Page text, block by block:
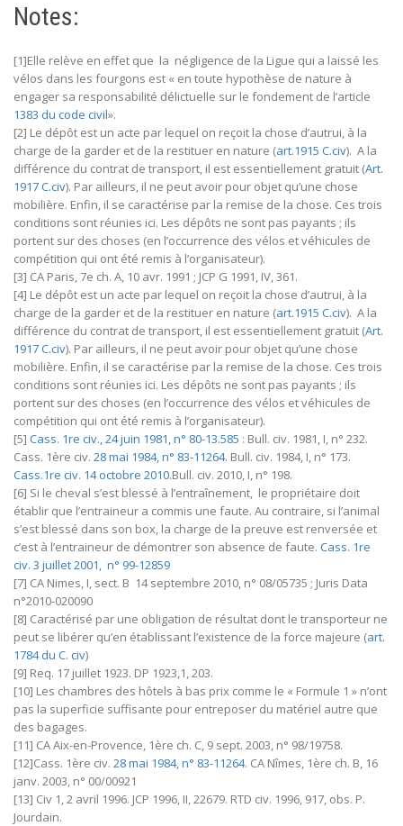
Notes:
[1]Elle relève en effet que la négligence de la Ligue qui a laissé les
vélos dans les fourgons est « en toute hypothèse de nature à
engager sa responsabilité délictuelle sur le fondement de l’article
1383 du code civil».
[2] Le dépôt est un acte par lequel on reçoit la chose d’autrui, à la
charge de la garder et de la restituer en nature (art.1915 C.civ). A la
différence du contrat de transport, il est essentiellement gratuit (Art.
1917 C.civ). Par ailleurs, il ne peut avoir pour objet qu’une chose
mobilière. Enfin, il se caractérise par la remise de la chose. Ces trois
conditions sont réunies ici. Les dépôts ne sont pas payants ; ils
portent sur des choses (en l’occurrence des vélos et véhicules de
compétition qui ont été remis à l’organisateur).
[3] CA Paris, 7e ch. A, 10 avr. 1991 ; JCP G 1991, IV, 361.
[4] Le dépôt est un acte par lequel on reçoit la chose d’autrui, à la
charge de la garder et de la restituer en nature (art.1915 C.civ). A la
différence du contrat de transport, il est essentiellement gratuit (Art.
1917 C.civ). Par ailleurs, il ne peut avoir pour objet qu’une chose
mobilière. Enfin, il se caractérise par la remise de la chose. Ces trois
conditions sont réunies ici. Les dépôts ne sont pas payants ; ils
portent sur des choses (en l’occurrence des vélos et véhicules de
compétition qui ont été remis à l’organisateur).
[5] Cass. 1re civ., 24 juin 1981, n° 80-13.585 : Bull. civ. 1981, I, n° 232.
Cass. 1ère civ. 28 mai 1984, n° 83-11264. Bull. civ. 1984, I, n° 173.
Cass.1re civ. 14 octobre 2010.Bull. civ. 2010, I, n° 198.
[6] Si le cheval s’est blessé à l’entraînement, le propriétaire doit
établir que l’entraineur a commis une faute. Au contraire, si l’animal
s’est blessé dans son box, la charge de la preuve est renversée et
c’est à l’entraineur de démontrer son absence de faute. Cass. 1re
civ. 3 juillet 2001, n° 99-12859
[7] CA Nimes, I, sect. B 14 septembre 2010, n° 08/05735 ; Juris Data
n°2010-020090
[8] Caractérisé par une obligation de résultat dont le transporteur ne
peut se libérer qu’en établissant l’existence de la force majeure (art.
1784 du C. civ)
[9] Req. 17 juillet 1923. DP 1923,1, 203.
[10] Les chambres des hôtels à bas prix comme le « Formule 1 » n’ont
pas la superficie suffisante pour entreposer du matériel autre que
des bagages.
[11] CA Aix-en-Provence, 1ère ch. C, 9 sept. 2003, n° 98/19758.
[12]Cass. 1ère civ. 28 mai 1984, n° 83-11264. CA Nîmes, 1ère ch. B, 16
janv. 2003, n° 00/00921
[13] Civ 1, 2 avril 1996. JCP 1996, II, 22679. RTD civ. 1996, 917, obs. P.
Jourdain.